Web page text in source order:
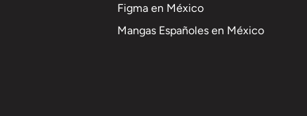
Figma en México
Mangas Españoles en México